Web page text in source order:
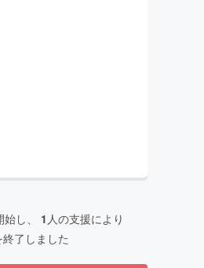
し、 1 人の支援により
了しました